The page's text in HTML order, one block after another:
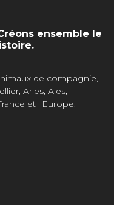
ensemble le
de compagnie,
Arles, Ales,
et l'Europe.